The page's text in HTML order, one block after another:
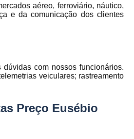
Gestão de Frota
Gestão de Frota
Gestão de Frota Belo Horizonte
Gestão de Frota de Veículos
de Veículos
Gestão de Veículos
aéreo, ferroviário, náutico,
e da comunicação dos clientes
com nossos funcionários.
veiculares; rastreamento
Preço Eusébio